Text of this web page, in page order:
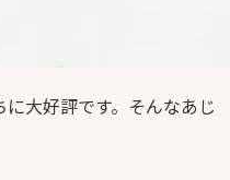
大好評です。そんなあじ